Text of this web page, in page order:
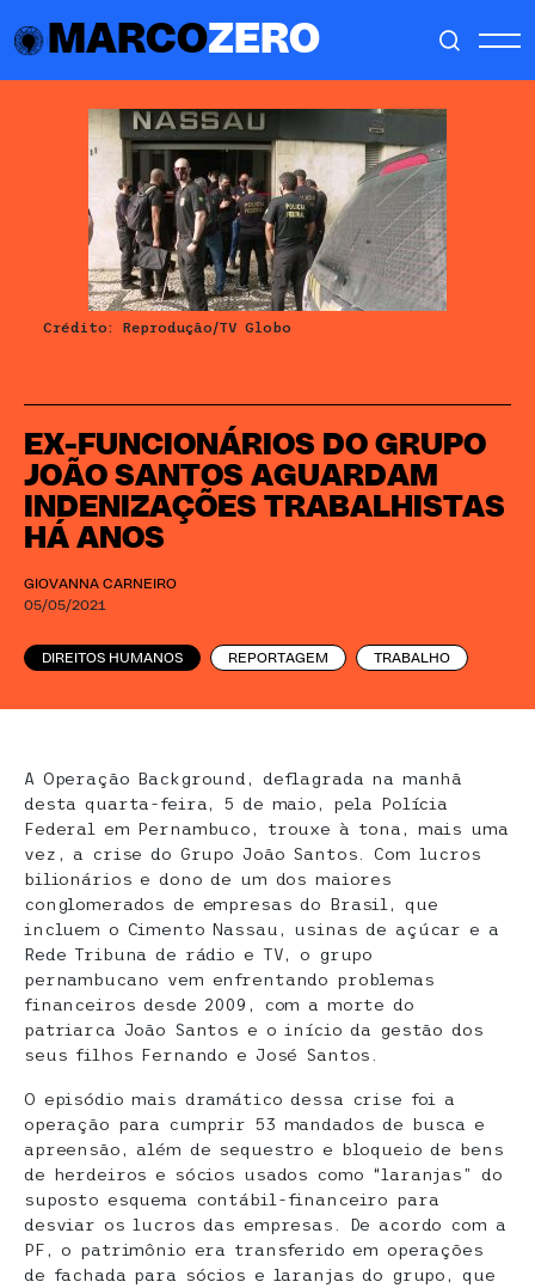
MARCOZERO
EX-FUNCIONÁRIOS DO GRUPO
JOÃO SANTOS AGUARDAM
INDENIZAÇÕES TRABALHISTAS
HÁ ANOS
GIOVANNA CARNEIRO
05/05/2021
DIREITOS HUMANOS REPORTAGEM TRABALHO
Crédito: Reprodução/TV Globo
A Operação Background, deflagrada na manhã
desta quarta-feira, 5 de maio, pela Polícia
Federal em Pernambuco, trouxe à tona, mais uma
vez, a crise do Grupo João Santos. Com lucros
bilionários e dono de um dos maiores
conglomerados de empresas do Brasil, que
incluem o Cimento Nassau, usinas de açúcar e a
Rede Tribuna de rádio e TV, o grupo
pernambucano vem enfrentando problemas
financeiros desde 2009, com a morte do
patriarca João Santos e o início da gestão dos
seus filhos Fernando e José Santos.
O episódio mais dramático dessa crise foi a
operação para cumprir 53 mandados de busca e
apreensão, além de sequestro e bloqueio de bens
de herdeiros e sócios usados como “laranjas” do
suposto esquema contábil-financeiro para
desviar os lucros das empresas. De acordo com a
PF, o patrimônio era transferido em operações
de fachada para sócios e laranjas do grupo, que